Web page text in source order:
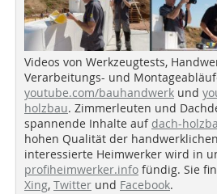
Videos von Werkzeugtests,
Verarbeitungs- und
youtube.com/bauhandwerk und
holzbau. Zimmerleuten und
spannende Inhalte auf dach-
hohen Qualität der
interessierte Heimwerker wird in
profiheimwerker.info fündig. Sie
Xing, Twitter und Facebook.